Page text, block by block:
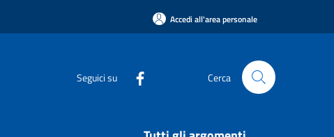
Accedi all'area personale
Seguici su Cerca